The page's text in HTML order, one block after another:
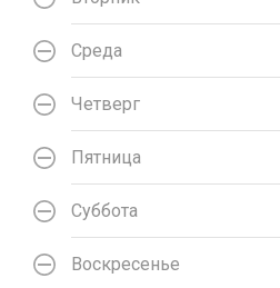
Среда
Четверг
Пятница
Суббота
Воскресенье